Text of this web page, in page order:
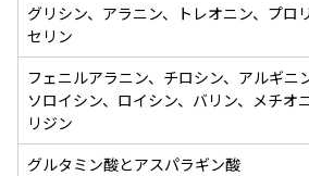
グリシン、アラニン、トレオニン、プロリ
セリン
フェニルアラニン、チロシン、アルギニ
ソロイシン、ロイシン、バリン、メチオニ
リジン
グルタミン酸とアスパラギン酸